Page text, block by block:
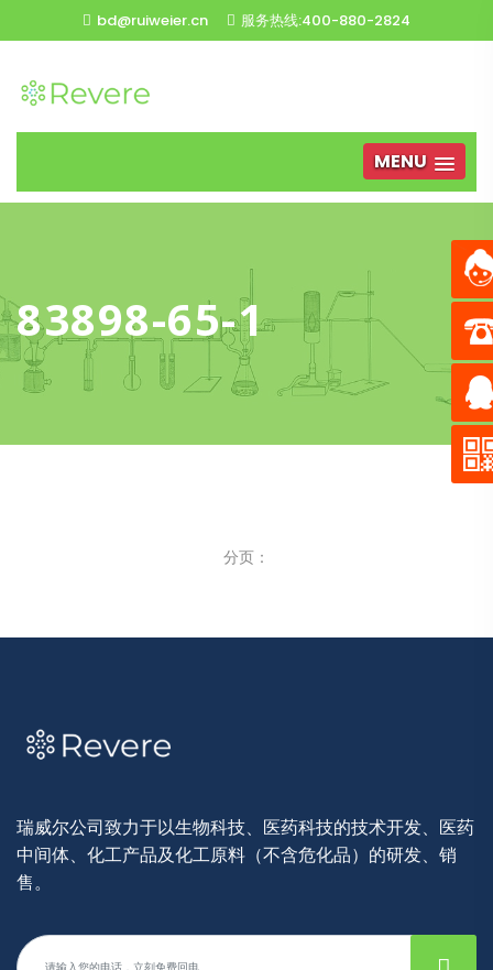
bd@ruiweier.cn 服务热线:400-880-2824
MENU
83898-65-1
分页：
瑞威尔公司致力于以生物科技、医药科技的技术开发、医药
中间体、化工产品及化工原料（不含危化品）的研发、销
售。